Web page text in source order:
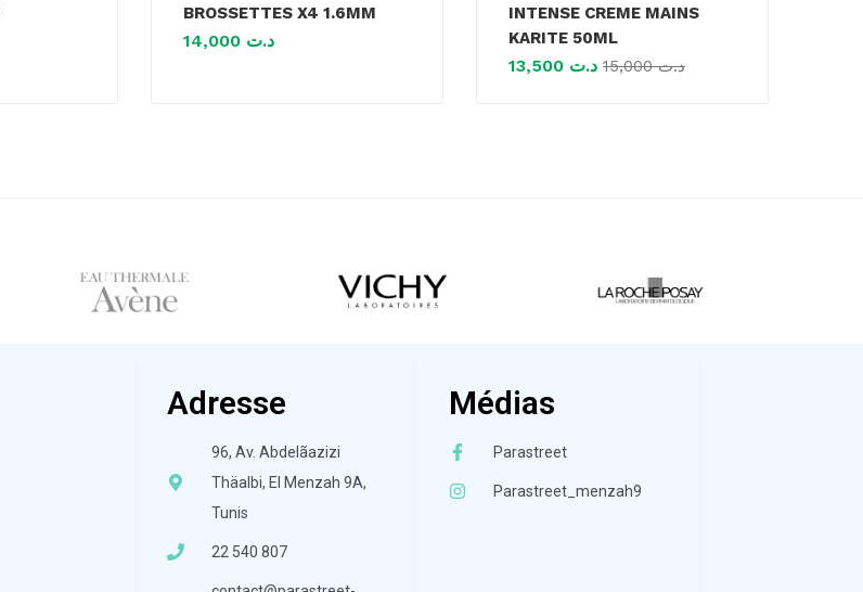
BROSSETTES X4 1.6MM
د.ت
INTENSE CREME MAINS
KARITE 50ML
د.ت د.ت15,000
Adresse
96, Av. Abdelãazizi
Thäalbi, El Menzah 9A,
Tunis
22 540 807
Médias
Parastreet
Parastreet_menzah9